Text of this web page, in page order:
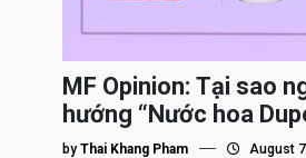
MF Opinion: Tại sao
hướng “Nước hoa
by Thai Khang Pham August